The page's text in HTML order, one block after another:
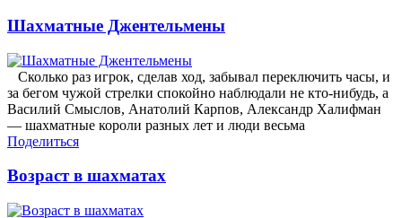
Шахматные Джентельмены
Сколько раз игрок, сделав ход, забывал переключить часы, и
за бегом чужой стрелки спокойно наблюдали не кто-нибудь, а
Василий Смыслов, Анатолий Карпов, Александр Халифман
— шахматные короли разных лет и люди весьма
Поделиться
Возраст в шахматах